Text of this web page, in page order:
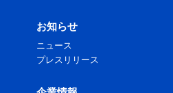
お知らせ
ニュース
プレスリリース